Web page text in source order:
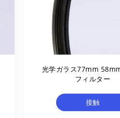
光学ガラス77mm
フィルター
接触